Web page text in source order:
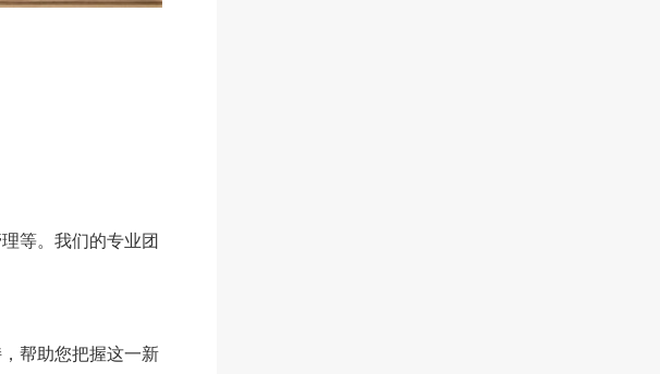
等。我们的专业团
帮助您把握这一新